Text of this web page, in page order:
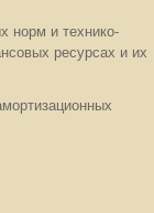
норм и технико-
ресурсах и их